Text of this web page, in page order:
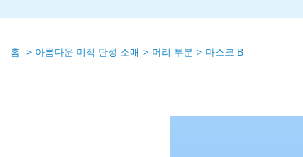
홈 아름다운 미적 탄성 소매 머리 부분 마스크 B